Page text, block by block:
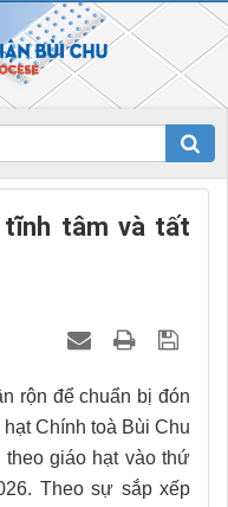
tĩnh tâm và tất
rộn để chuẩn bị đón
Chính toà Bùi Chu
giáo hạt vào thứ
Theo sự sắp xếp